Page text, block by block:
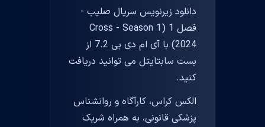
دانلود زیرنویس سریال صلیب -
فصل 1 (Cross - Season 1
2024) با آی ام دی بی 7.2 از
بست سابتایتل می توانید دریافت
کنید.
الکس کراس، کارآگاه و روانشناس
پزشکی قانونی، به همراه شریک